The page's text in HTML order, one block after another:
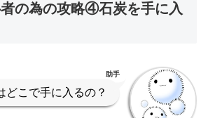
の為の攻略④石炭を手に入
助手
どこで手に入るの？